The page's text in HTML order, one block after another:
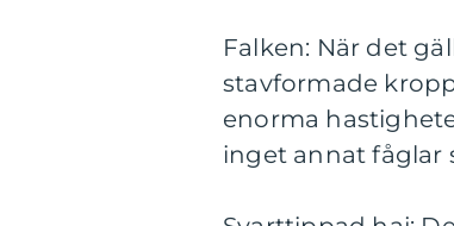
Falken: När det
stavformade
enorma
inget annat fåglar